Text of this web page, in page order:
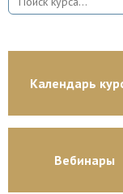
Календарь
Вебинары